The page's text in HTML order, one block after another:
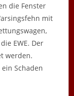
die Fenster
mit
EWE. Der
werden.
Schaden